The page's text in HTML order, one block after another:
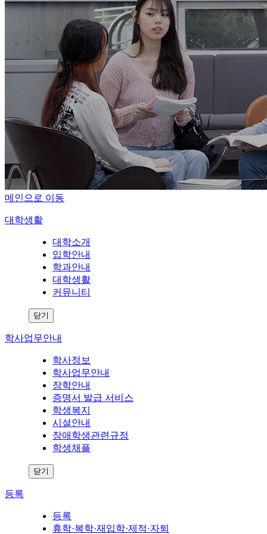
메인으로 이동
대학생활
대학소개
입학안내
학과안내
대학생활
커뮤니티
닫기
학사업무안내
학사정보
학사업무안내
장학안내
증명서 발급 서비스
학생복지
시설안내
장애학생관련규정
학생채플
닫기
등록
등록
휴학·복학·재입학·제적·자퇴